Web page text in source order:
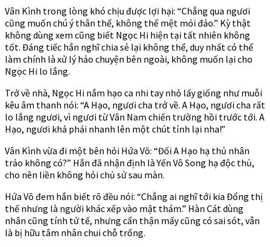
Vân Kình trong lòng khó chịu được lợi hại: “Chẳng qua ngươi
cũng muốn chú ý thân thể, không thể mệt mỏi đảo.” Kỳ thật
không dùng xem cũng biết Ngọc Hi hiện tại tất nhiên không
tốt. Đáng tiếc hắn nghĩ chia sẻ lại không thể, duy nhất có thể
làm chính là xử lý hảo chuyện bên ngoài, không muốn lại cho
Ngọc Hi lo lắng.
Trở về nhà, Ngọc Hi nắm hạo ca nhi tay nhỏ lấy giống như muỗi
kêu âm thanh nói: “A Hạo, ngươi cha trở về. A Hạo, ngươi cha rất
lo lắng ngươi, vì ngươi từ Vân Nam chiến trường hồi trước tới. A
Hạo, ngươi khả phải nhanh lên một chút tỉnh lại nha!”
Vân Kình vừa đi một bên hỏi Hứa Võ: “Đối A Hạo hạ thủ nhân
trảo không có?” Hắn đã nhận định là Yến Vô Song hạ độc thủ,
cho nên liền không hỏi chủ sử sau màn.
Hứa Võ đem hắn biết rõ đều nói: “Chẳng ai nghĩ tới kia Đổng thị
thế nhưng là người khác xếp vào mật thám.” Hàn Cát dùng
nhân cũng tính tử tế, nhưng cẩn thận mấy cũng có sai sót, vẫn
là bị hữu tâm nhân chui chỗ trống.